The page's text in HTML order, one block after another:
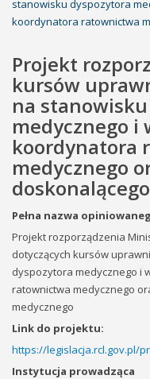
stanowisku dyspozytora
koordynatora ratownictwa
Projekt
kursów
na
medycznego i
koordynatora
medycznego
doskonalącego
Pełna nazwa
Projekt rozporządzenia
dotyczących kursów
dyspozytora medycznego i
ratownictwa medycznego
medycznego
Link do projektu:
https://legislacja.rcl.gov.pl/
Instytucja prowadząca